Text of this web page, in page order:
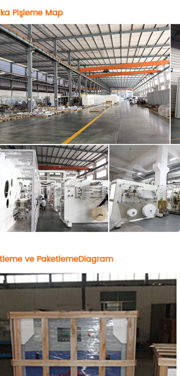
Pişleme Map
ve PaketlemeDiagram